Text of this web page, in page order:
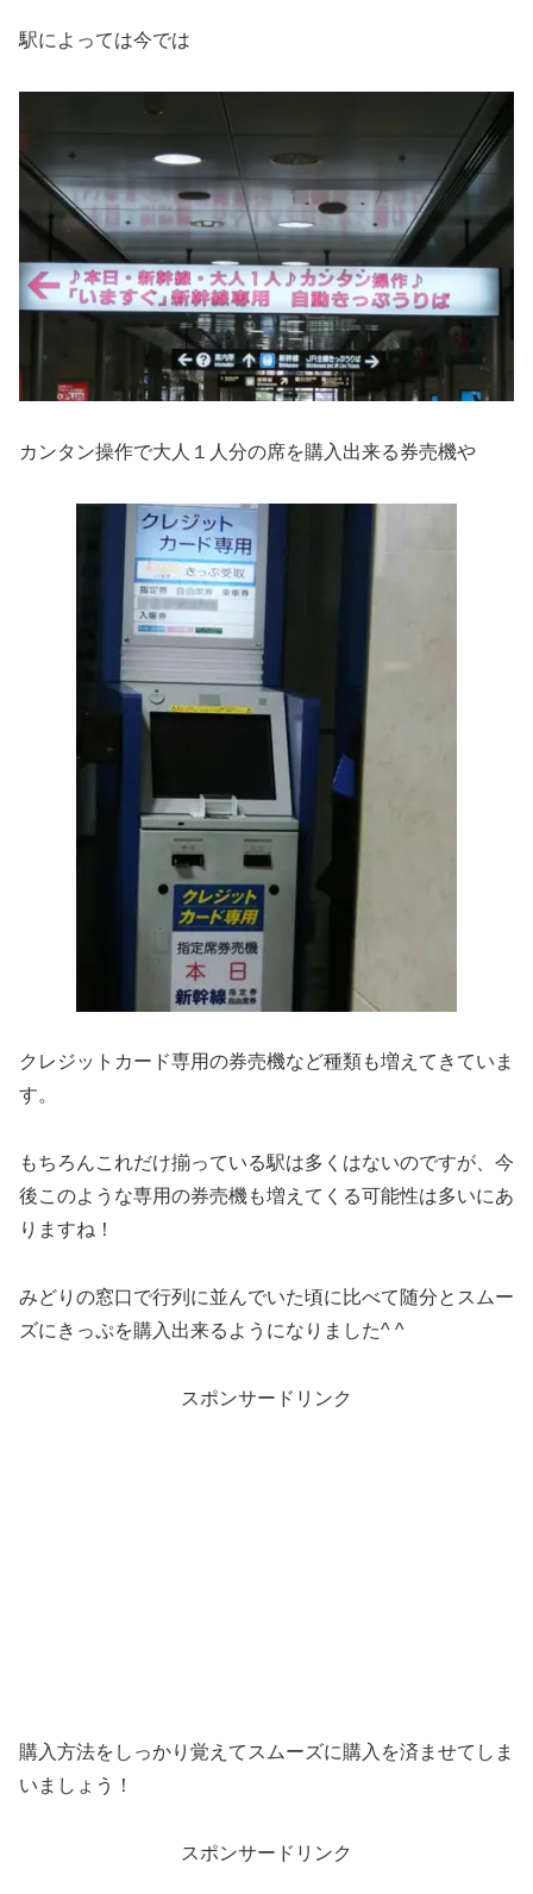
駅によっては今では
カンタン操作で大人１人分の席を購入出来る券売機や
クレジットカード専用の券売機など種類も増えてきていま
す。
もちろんこれだけ揃っている駅は多くはないのですが、今
後このような専用の券売機も増えてくる可能性は多いにあ
りますね！
みどりの窓口で行列に並んでいた頃に比べて随分とスムー
ズにきっぷを購入出来るようになりました^ ^
スポンサードリンク
購入方法をしっかり覚えてスムーズに購入を済ませてしま
いましょう！
スポンサードリンク